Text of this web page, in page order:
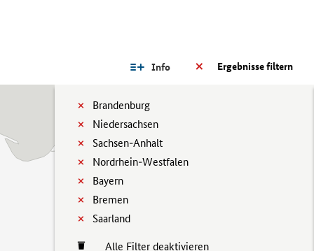
Ergebnisse filtern
Info
Brandenburg
Niedersachsen
Sachsen-Anhalt
Nordrhein-Westfalen
Bayern
Bremen
Saarland
Alle Filter deaktivieren